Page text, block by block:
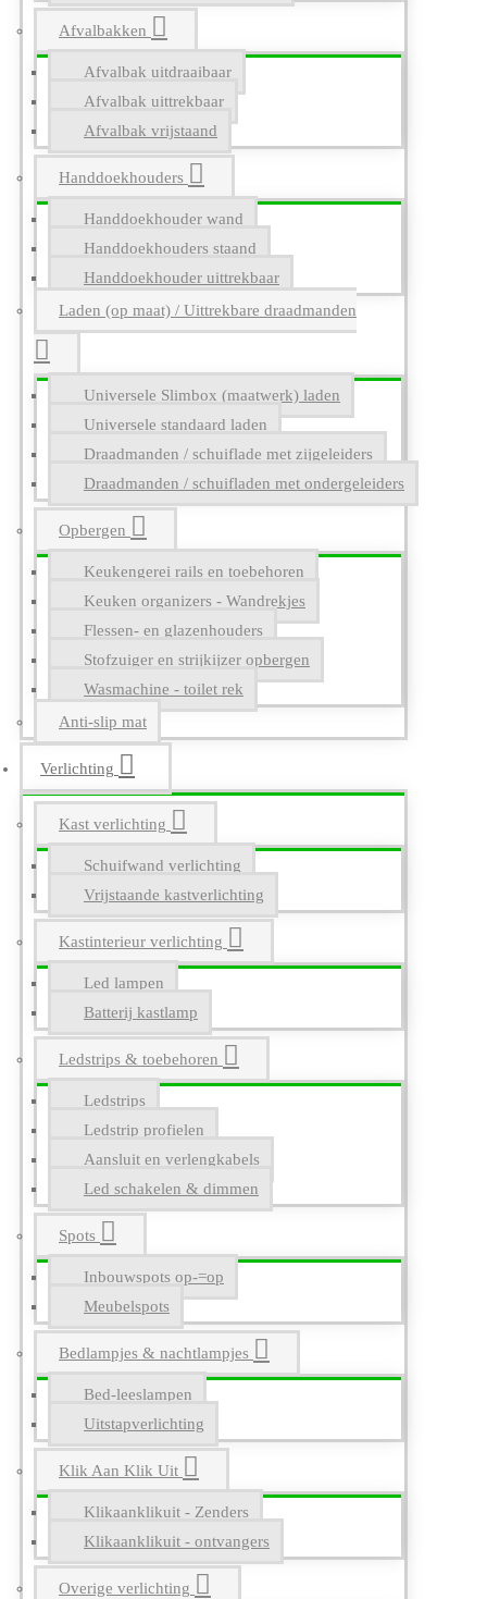
Afvalbakken
Afvalbak uitdraaibaar
Afvalbak uittrekbaar
Afvalbak vrijstaand
Handdoekhouders
Handdoekhouder wand
Handdoekhouders staand
Handdoekhouder uittrekbaar
Laden (op maat) / Uittrekbare draadmanden
Universele Slimbox (maatwerk) laden
Universele standaard laden
Draadmanden / schuiflade met zijgeleiders
Draadmanden / schuifladen met ondergeleiders
Opbergen
Keukengerei rails en toebehoren
Keuken organizers - Wandrekjes
Flessen- en glazenhouders
Stofzuiger en strijkijzer opbergen
Wasmachine - toilet rek
Anti-slip mat
Verlichting
Kast verlichting
Schuifwand verlichting
Vrijstaande kastverlichting
Kastinterieur verlichting
Led lampen
Batterij kastlamp
Ledstrips & toebehoren
Ledstrips
Ledstrip profielen
Aansluit en verlengkabels
Led schakelen & dimmen
Spots
Inbouwspots op-=op
Meubelspots
Bedlampjes & nachtlampjes
Bed-leeslampen
Uitstapverlichting
Klik Aan Klik Uit
Klikaanklikuit - Zenders
Klikaanklikuit - ontvangers
Overige verlichting